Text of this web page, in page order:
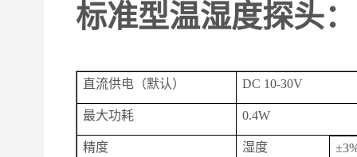
标准型温湿度探头
直流供电（默认） DC 10-30V
最大功耗 0.4W
精度 湿度